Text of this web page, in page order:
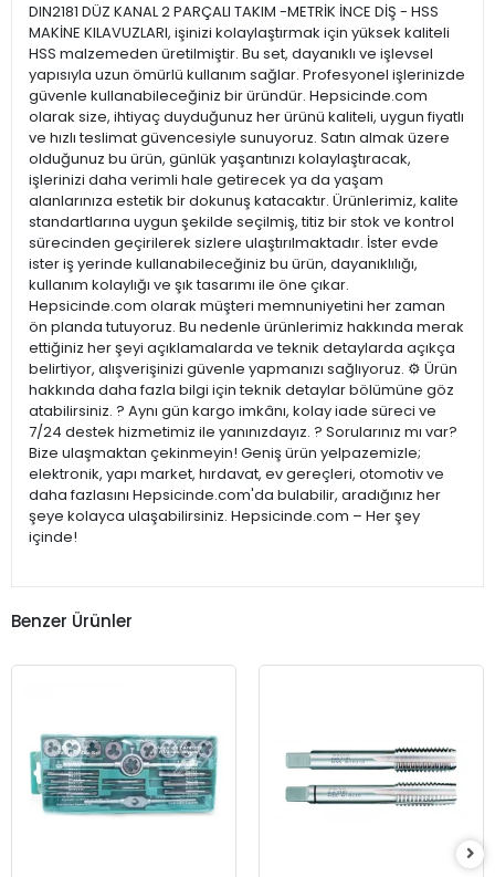
DIN2181 DÜZ KANAL 2 PARÇALI TAKIM -METRİK İNCE DİŞ - HSS
MAKİNE KILAVUZLARI, işinizi kolaylaştırmak için yüksek kaliteli
HSS malzemeden üretilmiştir. Bu set, dayanıklı ve işlevsel
yapısıyla uzun ömürlü kullanım sağlar. Profesyonel işlerinizde
güvenle kullanabileceğiniz bir üründür. Hepsicinde.com
olarak size, ihtiyaç duyduğunuz her ürünü kaliteli, uygun fiyatlı
ve hızlı teslimat güvencesiyle sunuyoruz. Satın almak üzere
olduğunuz bu ürün, günlük yaşantınızı kolaylaştıracak,
işlerinizi daha verimli hale getirecek ya da yaşam
alanlarınıza estetik bir dokunuş katacaktır. Ürünlerimiz, kalite
standartlarına uygun şekilde seçilmiş, titiz bir stok ve kontrol
sürecinden geçirilerek sizlere ulaştırılmaktadır. İster evde
ister iş yerinde kullanabileceğiniz bu ürün, dayanıklılığı,
kullanım kolaylığı ve şık tasarımı ile öne çıkar.
Hepsicinde.com olarak müşteri memnuniyetini her zaman
ön planda tutuyoruz. Bu nedenle ürünlerimiz hakkında merak
ettiğiniz her şeyi açıklamalarda ve teknik detaylarda açıkça
belirtiyor, alışverişinizi güvenle yapmanızı sağlıyoruz. ⚙️ Ürün
hakkında daha fazla bilgi için teknik detaylar bölümüne göz
atabilirsiniz. ? Aynı gün kargo imkânı, kolay iade süreci ve
7/24 destek hizmetimiz ile yanınızdayız. ? Sorularınız mı var?
Bize ulaşmaktan çekinmeyin! Geniş ürün yelpazemizle;
elektronik, yapı market, hırdavat, ev gereçleri, otomotiv ve
daha fazlasını Hepsicinde.com'da bulabilir, aradığınız her
şeye kolayca ulaşabilirsiniz. Hepsicinde.com – Her şey
içinde!
Benzer Ürünler